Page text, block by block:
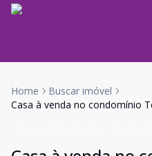
Home
Buscar imóvel
Casa à venda no condomínio